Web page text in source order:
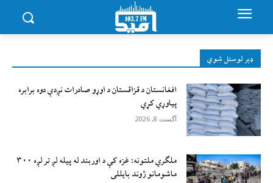
ډېر لوستل شوي
افغانستان د قزاقستان د اوړو صادرات نږدې دوه برابره
پیاوړي کړي
آگست 8, 2026
ملګري ملتونه: غزه کې د اوربند له پیله لږ تر لږه ۳۰۰
ماشومانو ژوند بايللی